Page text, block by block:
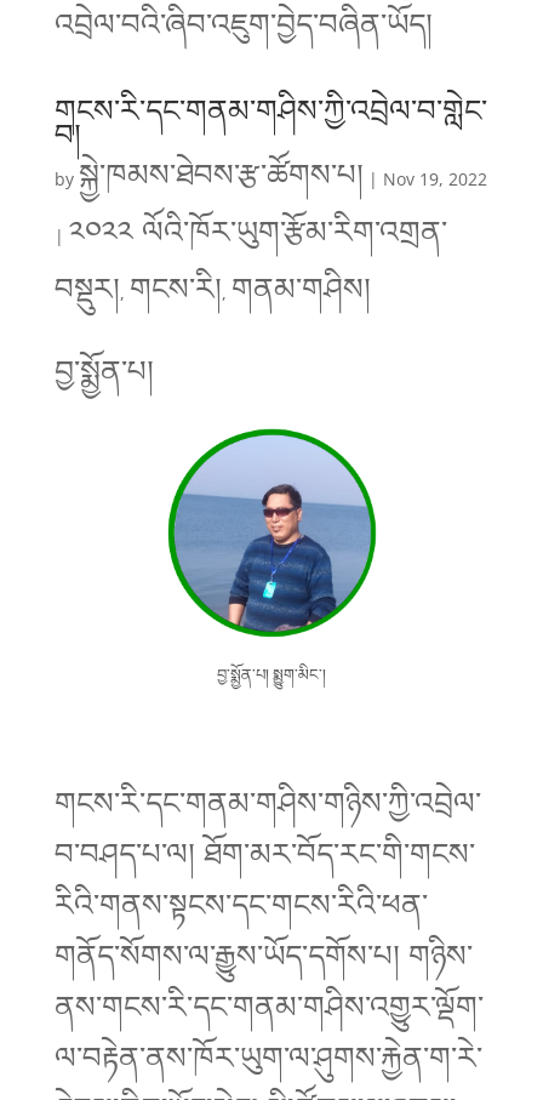
འབྲེལ་བའི་ཞིབ་འཇུག་བྱེད་བཞིན་ཡོད།
གངས་རི་དང་གནམ་གཤིས་ཀྱི་འབྲེལ་བ་གླེང་
བ།
byསྐྱེ་ཁམས་ཐེབས་རྩ་ཚོགས་པ། | Nov 19, 2022
| ༢༠༢༢ ལོའི་ཁོར་ཡུག་རྩོམ་རིག་འགྲན་
བསྡུར།, གངས་རི།, གནམ་གཤིས།
བྱ་སྨྱོན་པ།
བྱ་སྨྱོན་པ། སྨྱུག་མིང་།
གངས་རི་དང་གནམ་གཤིས་གཉིས་ཀྱི་འབྲེལ་
བ་བཤད་པ་ལ། ཐོག་མར་བོད་རང་གི་གངས་
རིའི་གནས་སྟངས་དང་གངས་རིའི་ཕན་
གནོད་སོགས་ལ་རྒྱུས་ཡོད་དགོས་པ། གཉིས་
ནས་གངས་རི་དང་གནམ་གཤིས་འགྱུར་ལྡོག་
ལ་བརྟེན་ནས་ཁོར་ཡུག་ལ་ཤུགས་རྐྱེན་ག་རེ་